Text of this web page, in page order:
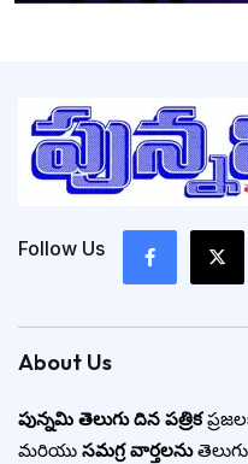
Follow Us
About Us
పున్నమి తెలుగు దిన పత్రిక
మరియు సమగ్ర వార్తలను